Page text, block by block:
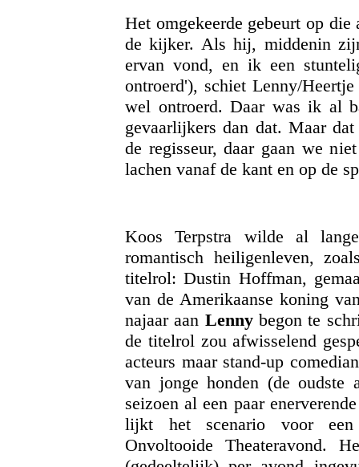
Het omgekeerde gebeurt op
de kijker. Als hij, middenin
ervan vond, en ik een
ontroerd'), schiet Lenny/
wel ontroerd. Daar was ik al
gevaarlijkers dan dat. Maar
de regisseur, daar gaan we
lachen vanaf de kant en op de
Koos Terpstra wilde al
romantisch heiligenleven,
titelrol: Dustin Hoffman,
van de Amerikaanse koning
najaar aan Lennybegon te
de titelrol zou afwisselend
acteurs maar stand-up
van jonge honden (de
seizoen al een paar
lijkt het scenario voor
Onvoltooide Theateravond.